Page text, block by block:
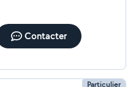
Contacter
Particulier